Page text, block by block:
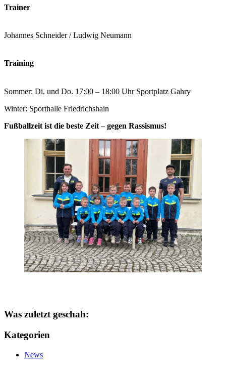
Trainer
Johannes Schneider / Ludwig Neumann
Training
Sommer: Di. und Do. 17:00 – 18:00 Uhr Sportplatz Gahry
Winter: Sporthalle Friedrichshain
Fußballzeit ist die beste Zeit – gegen Rassismus!
Was zuletzt geschah:
Kategorien
News